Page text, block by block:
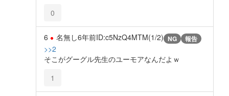
0
6 名無し6年前ID:c5NzQ4MTM(1/2) NG 報告
>>2
そこがグーグル先生のユーモアなんだよｗ
1